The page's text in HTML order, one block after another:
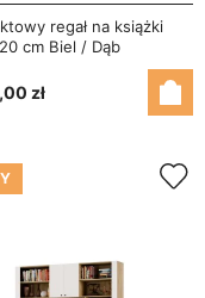
regał na książki
cm Biel / Dąb
zł